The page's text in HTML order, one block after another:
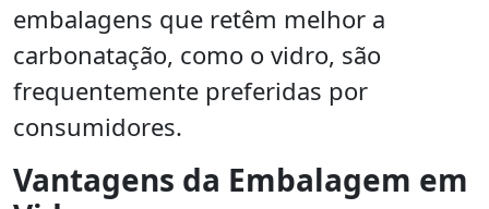
embalagens que retêm melhor a
carbonatação, como o vidro, são
frequentemente preferidas por
consumidores.
Vantagens da Embalagem em